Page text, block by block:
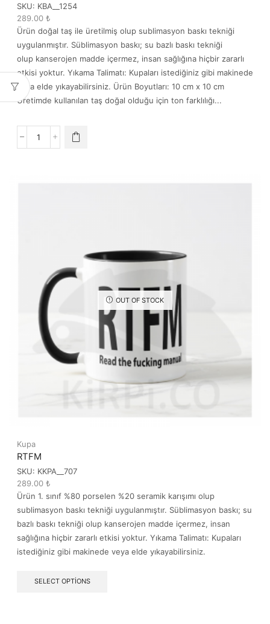
SKU: KBA__1254
289.00 ₺
Ürün doğal taş ile üretilmiş olup sublimasyon baskı tekniği
uygulanmıştır. Süblimasyon baskı; su bazlı baskı tekniği
olup kanserojen madde içermez, insan sağlığına hiçbir zararlı
etkisi yoktur. Yıkama Talimatı: Kupaları istediğiniz gibi makinede
veya elde yıkayabilirsiniz. Ürün Boyutları: 10 cm x 10 cm
Üretimde kullanılan taş doğal olduğu için ton farklılığı...
RTFM
OUT OF STOCK
Kupa
RTFM
SKU: KKPA__707
289.00 ₺
Ürün 1. sınıf %80 porselen %20 seramik karışımı olup
sublimasyon baskı tekniği uygulanmıştır. Süblimasyon baskı; su
bazlı baskı tekniği olup kanserojen madde içermez, insan
sağlığına hiçbir zararlı etkisi yoktur. Yıkama Talimatı: Kupaları
istediğiniz gibi makinede veya elde yıkayabilirsiniz.
SELECT OPTIONS